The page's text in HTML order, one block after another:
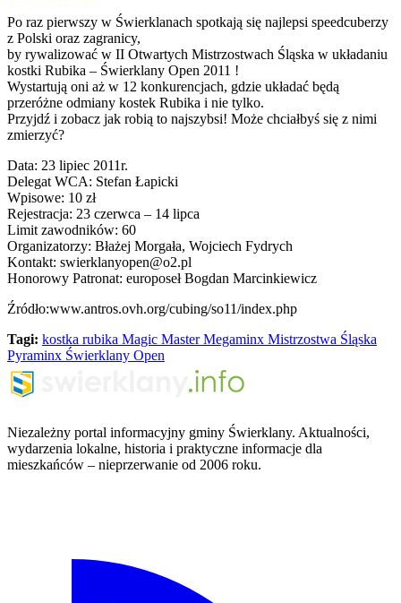
Po raz pierwszy w Świerklanach spotkają się najlepsi speedcuberzy
z Polski oraz zagranicy,
by rywalizować w II Otwartych Mistrzostwach Śląska w układaniu
kostki Rubika – Świerklany Open 2011 !
Wystartują oni aż w 12 konkurencjach, gdzie układać będą
przeróżne odmiany kostek Rubika i nie tylko.
Przyjdź i zobacz jak robią to najszybsi! Może chciałbyś się z nimi
zmierzyć?
Data: 23 lipiec 2011r.
Delegat WCA: Stefan Łapicki
Wpisowe: 10 zł
Rejestracja: 23 czerwca – 14 lipca
Limit zawodników: 60
Organizatorzy: Błażej Morgała, Wojciech Fydrych
Kontakt: swierklanyopen@o2.pl
Honorowy Patronat: europoseł Bogdan Marcinkiewicz
Źródło:www.antros.ovh.org/cubing/so11/index.php
Tagi: kostka rubika Magic MasterMegaminx Mistrzostwa Śląska
Pyraminx Świerklany Open
Niezależny portal informacyjny gminy Świerklany. Aktualności,
wydarzenia lokalne, historia i praktyczne informacje dla
mieszkańców – nieprzerwanie od 2006 roku.